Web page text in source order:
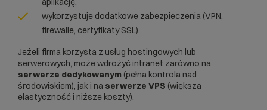
wykorzystuje dodatkowe zabezpieczenia (VPN,
firewalle, certyfikaty SSL).
Jeżeli firma korzysta z usług hostingowych lub
serwerowych, może wdrożyć intranet zarówno na
serwerze dedykowanym (pełna kontrola nad
środowiskiem), jak i na serwerze VPS (większa
elastyczność i niższe koszty).